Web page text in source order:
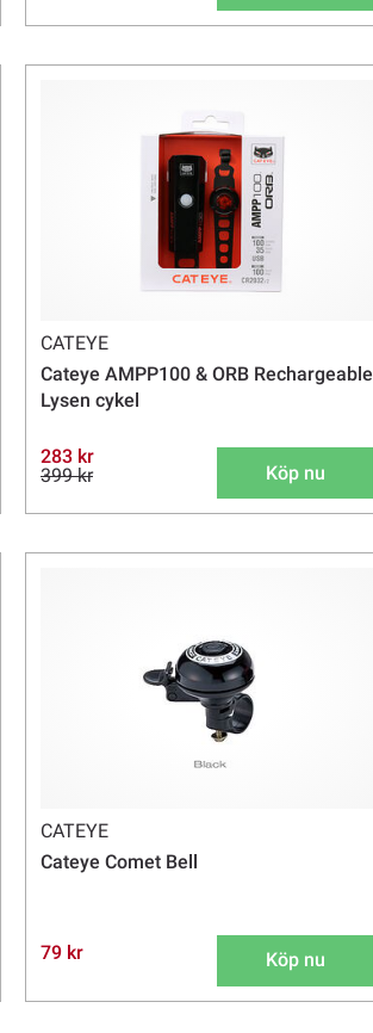
CATEYE
Cateye AMPP100 & ORB Rechargeable
Lysen cykel
283 kr
399 kr
Köp nu
CATEYE
Cateye Comet Bell
79 kr Köp nu